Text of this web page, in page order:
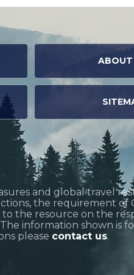
ABOUT
and global travel
the requirement of
to the resource on the
information shown is
please contact us.